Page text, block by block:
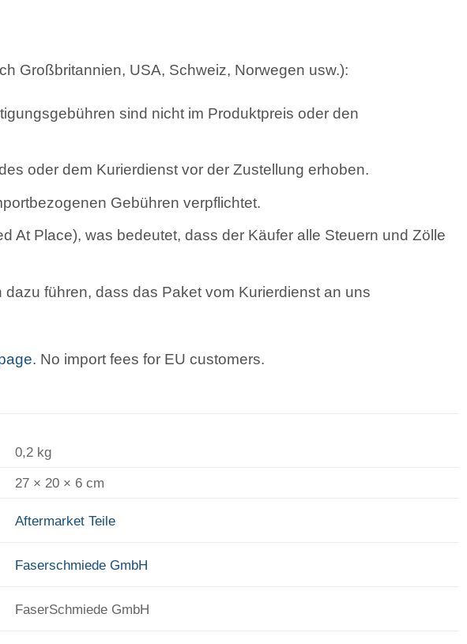
Großbritannien, USA, Schweiz, Norwegen usw.):
sind nicht im Produktpreis oder den
oder dem Kurierdienst vor der Zustellung erhoben.
Gebühren verpflichtet.
At Place), was bedeutet, dass der Käufer alle Steuern und Zölle
führen, dass das Paket vom Kurierdienst an uns
. No import fees for EU customers.
0,2 kg
27 × 20 × 6 cm
Aftermarket Teile
Faserschmiede GmbH
FaserSchmiede GmbH